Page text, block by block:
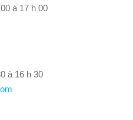
à 17 h 00
à 16 h 30